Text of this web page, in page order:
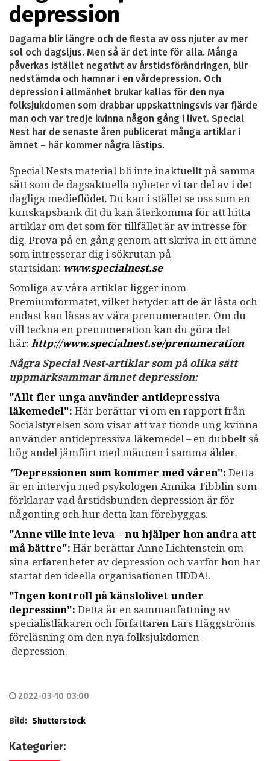
depression
Dagarna blir längre och de flesta av oss njuter av mer
sol och dagsljus. Men så är det inte för alla. Många
påverkas istället negativt av årstidsförändringen, blir
nedstämda och hamnar i en vårdepression. Och
depression i allmänhet brukar kallas för den nya
folksjukdomen som drabbar uppskattningsvis var fjärde
man och var tredje kvinna någon gång i livet. Special
Nest har de senaste åren publicerat många artiklar i
ämnet – här kommer några lästips.
Special Nests material bli inte inaktuellt på samma
sätt som de dagsaktuella nyheter vi tar del av i det
dagliga medieflödet. Du kan i stället se oss som en
kunskapsbank dit du kan återkomma för att hitta
artiklar om det som för tillfället är av intresse för
dig. Prova på en gång genom att skriva in ett ämne
som intresserar dig i sökrutan på
startsidan: www.specialnest.se
Somliga av våra artiklar ligger inom
Premiumformatet, vilket betyder att de är låsta och
endast kan läsas av våra prenumeranter. Om du
vill teckna en prenumeration kan du göra det
här: http://www.specialnest.se/prenumeration
Några Special Nest-artiklar som på olika sätt
uppmärksammar ämnet depression:
"Allt fler unga använder antidepressiva
läkemedel": Här berättar vi om en rapport från
Socialstyrelsen som visar att var tionde ung kvinna
använder antidepressiva läkemedel – en dubbelt så
hög andel jämfört med männen i samma ålder.
"Depressionen som kommer med våren": Detta
är en intervju med psykologen Annika Tibblin som
förklarar vad årstidsbunden depression är för
någonting och hur detta kan förebyggas.
"Anne ville inte leva – nu hjälper hon andra att
må bättre": Här berättar Anne Lichtenstein om
sina erfarenheter av depression och varför hon har
startat den ideella organisationen UDDA!.
"Ingen kontroll på känslolivet under
depression": Detta är en sammanfattning av
specialistläkaren och författaren Lars Häggströms
föreläsning om den nya folksjukdomen –
depression.
2022-03-10 03:00
Bild: Shutterstock
Kategorier: